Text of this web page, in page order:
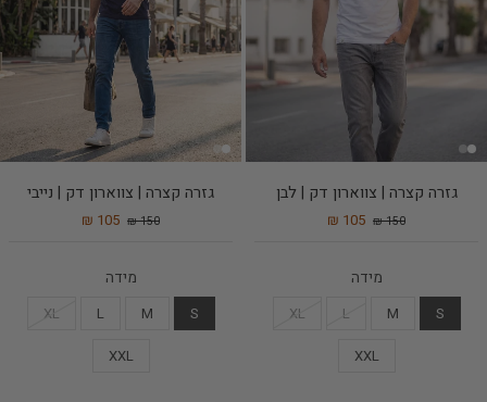
גזרה קצרה | צווארון דק | לבן
150 ₪
105 ₪
מידה
S
M
L
XL
XXL
גזרה קצרה | צווארון דק | נייבי
150 ₪
105 ₪
מידה
S
M
L
XL
XXL